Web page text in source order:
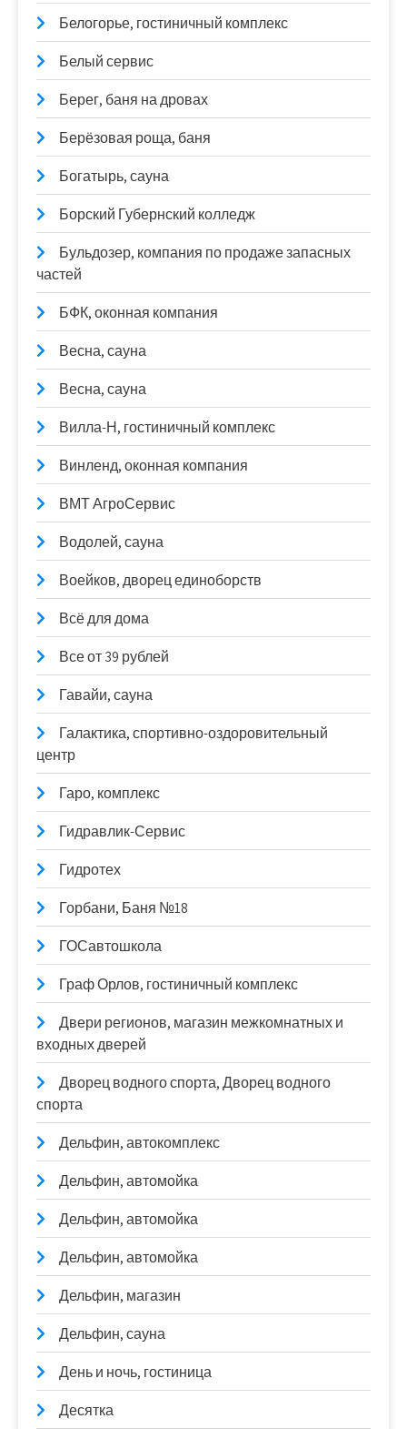
Белогорье, гостиничный комплекс
Белый сервис
Берег, баня на дровах
Берёзовая роща, баня
Богатырь, сауна
Борский Губернский колледж
Бульдозер, компания по продаже запасных
частей
БФК, оконная компания
Весна, сауна
Весна, сауна
Вилла-Н, гостиничный комплекс
Винленд, оконная компания
ВМТ АгроСервис
Водолей, сауна
Воейков, дворец единоборств
Всё для дома
Все от 39 рублей
Гавайи, сауна
Галактика, спортивно-оздоровительный
центр
Гаро, комплекс
Гидравлик-Сервис
Гидротех
Горбани, Баня №18
ГОСавтошкола
Граф Орлов, гостиничный комплекс
Двери регионов, магазин межкомнатных и
входных дверей
Дворец водного спорта, Дворец водного
спорта
Дельфин, автокомплекс
Дельфин, автомойка
Дельфин, автомойка
Дельфин, автомойка
Дельфин, магазин
Дельфин, сауна
День и ночь, гостиница
Десятка